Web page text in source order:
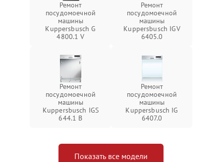
Ремонт
посудомоечной
машины
Kuppersbusch G
4800.1 V
Ремонт
посудомоечной
машины
Kuppersbusch IGV
6405.0
Ремонт
посудомоечной
машины
Kuppersbusch IGS
644.1 B
Ремонт
посудомоечной
машины
Kuppersbusch IG
6407.0
Показать все модели